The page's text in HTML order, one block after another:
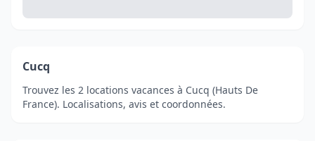
Cucq
Trouvez les 2 locations vacances à Cucq (Hauts De
France). Localisations, avis et coordonnées.